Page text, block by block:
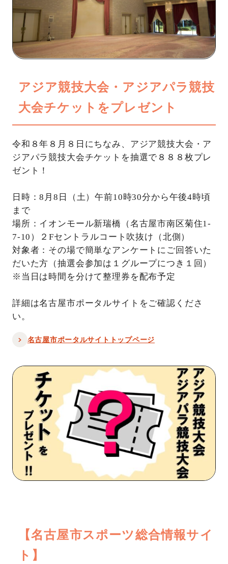
アジア競技大会・アジアパラ競技
大会チケットをプレゼント
令和８年８月８日にちなみ、アジア競技大会・ア
ジアパラ競技大会チケットを抽選で８８８枚プレ
ゼント！
日時：8月8日（土）午前10時30分から午後4時頃
まで
場所：イオンモール新瑞橋（名古屋市南区菊住1-
7-10）２Fセントラルコート吹抜け（北側）
対象者：その場で簡単なアンケートにご回答いた
だいた方（抽選会参加は１グループにつき１回）
※当日は時間を分けて整理券を配布予定
詳細は名古屋市ポータルサイトをご確認くださ
い。
名古屋市ポータルサイトトップページ
【名古屋市スポーツ総合情報サイ
ト】